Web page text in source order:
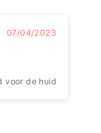
07/04/2023
voor de huid